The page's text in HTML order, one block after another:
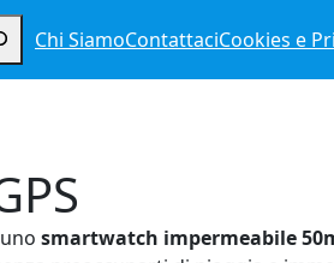
Chi SiamoContattaciCookies e
smartwatch impermeabile